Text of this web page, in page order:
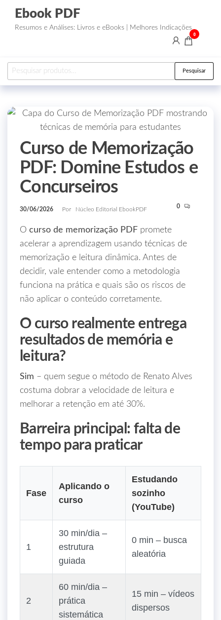
Ebook PDF
Resumos e Análises: Livros e eBooks | Melhores Indicações
0
Pesquisar
Curso de Memorização
PDF: Domine Estudos e
Concurseiros
30/06/2026 Por Núcleo Editorial EbookPDF 0
O curso de memorização PDF promete
acelerar a aprendizagem usando técnicas de
memorização e leitura dinâmica. Antes de
decidir, vale entender como a metodologia
funciona na prática e quais são os riscos de
não aplicar o conteúdo corretamente.
O curso realmente entrega
resultados de memória e
leitura?
Sim – quem segue o método de Renato Alves
costuma dobrar a velocidade de leitura e
melhorar a retenção em até 30%.
Barreira principal: falta de
tempo para praticar
Fase
Aplicando o
curso
Estudando
sozinho
(YouTube)
1
30 min/dia –
estrutura
guiada
0 min – busca
aleatória
2
60 min/dia –
prática
sistemática
15 min – vídeos
dispersos